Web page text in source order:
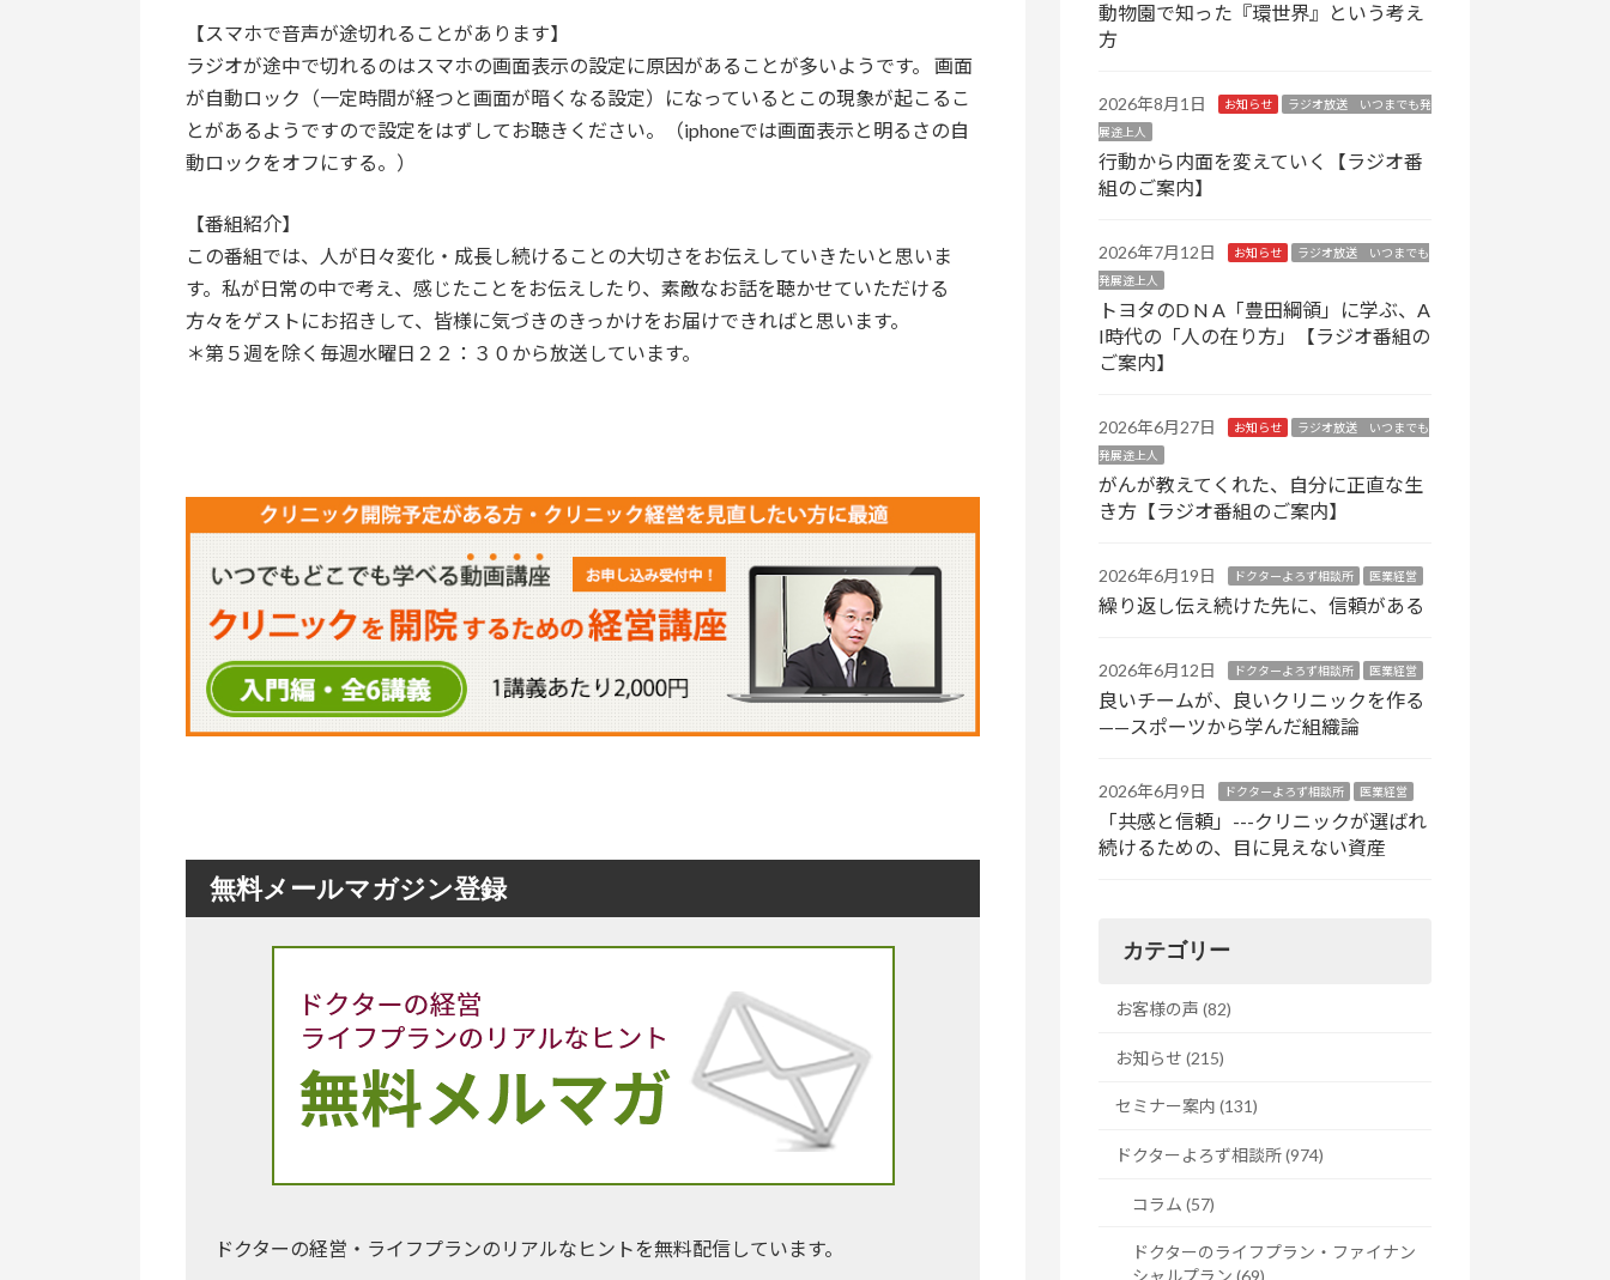
下
矢
印
使
っ
【スマホで音声が途切れることがあります】
ラジオが途中で切れるのはスマホの画面表示の設定に原因があることが多いようです。 画面
が自動ロック（一定時間が経つと画面が暗くなる設定）になっているとこの現象が起こるこ
とがあるようですので設定をはずしてお聴きください。（iphoneでは画面表示と明るさの自
動ロックをオフにする。）
【番組紹介】
この番組では、人が日々変化・成長し続けることの大切さをお伝えしていきたいと思いま
す。私が日常の中で考え、感じたことをお伝えしたり、素敵なお話を聴かせていただける
方々をゲストにお招きして、皆様に気づきのきっかけをお届けできればと思います。
＊第５週を除く毎週水曜日２２：３０から放送しています。
無料メールマガジン登録
ドクターの経営・ライフプランのリアルなヒントを無料配信しています。
動物園で知った『環世界』という考え
方
2026年8月1日 お知らせ
ラジオ放送 いつまでも発
展途上人
行動から内面を変えていく【ラジオ番
組のご案内】
2026年7月12日 お知らせ
ラジオ放送 いつまでも
発展途上人
トヨタのD N A「豊田綱領」に学ぶ、A
I時代の「人の在り方」【ラジオ番組の
ご案内】
2026年6月27日 お知らせ
ラジオ放送 いつまでも
発展途上人
がんが教えてくれた、自分に正直な生
き方【ラジオ番組のご案内】
2026年6月19日 ドクターよろず相談所 医業経営
繰り返し伝え続けた先に、信頼がある
2026年6月12日 ドクターよろず相談所 医業経営
良いチームが、良いクリニックを作る
——スポーツから学んだ組織論
2026年6月9日 ドクターよろず相談所 医業経営
「共感と信頼」---クリニックが選ばれ
続けるための、目に見えない資産
カテゴリー
お客様の声 (82)
お知らせ (215)
セミナー案内 (131)
ドクターよろず相談所 (974)
コラム (57)
ドクターのライフプラン・ファイナン